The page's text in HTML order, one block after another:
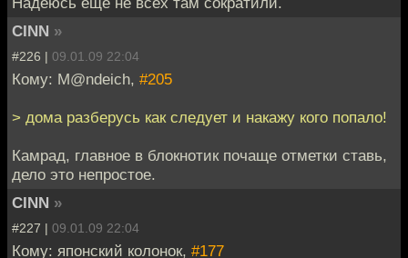
CINN »
#226 | 09.01.09 22:04
Кому: M@ndeich, #205
> дома разберусь как следует и накажу кого попало!
Камрад, главное в блокнотик почаще отметки ставь,
дело это непростое.
CINN »
#227 | 09.01.09 22:04
Кому: японский колонок, #177